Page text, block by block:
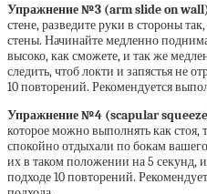
Упражнение №3 (arm slide on
стене, разведите руки в стороны
стены. Начинайте медленно
высоко, как сможете, и так же
следить, чтоб локти и запястья не
10 повторений. Рекомендуется
Упражнение №4 (scapular
которое можно выполнять как стоя,
спокойно отдыхали по бокам
их в таком положении на 5 секунд,
подходе 10 повторений.